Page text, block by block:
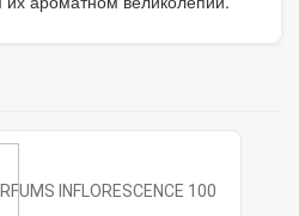
INFLORESCENCE 100